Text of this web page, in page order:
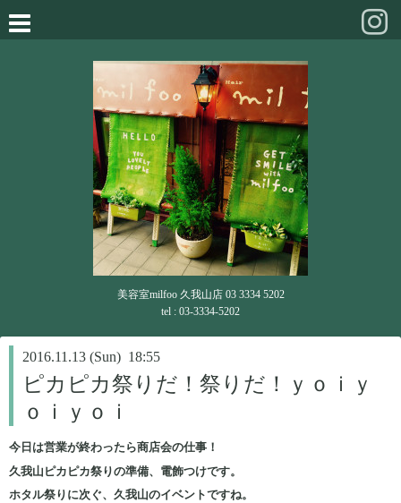
美容室milfoo 久我山店 03 3334 5202
tel : 03-3334-5202
2016.11.13 (Sun) 18:55
ピカピカ祭りだ！祭りだ！ｙｏｉｙ
ｏｉｙｏｉ
今日は営業が終わったら商店会の仕事！
久我山ピカピカ祭りの準備、電飾つけです。
ホタル祭りに次ぐ、久我山のイベントですね。